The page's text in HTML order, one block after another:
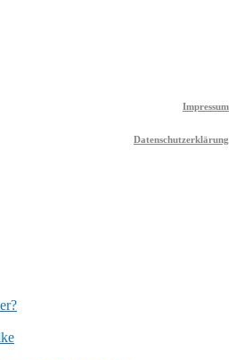
Impressum
Datenschutzerklärung